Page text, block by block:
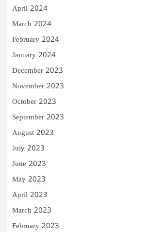
April 2024
March 2024
February 2024
January 2024
December 2023
November 2023
October 2023
September 2023
August 2023
July 2023
June 2023
May 2023
April 2023
March 2023
February 2023